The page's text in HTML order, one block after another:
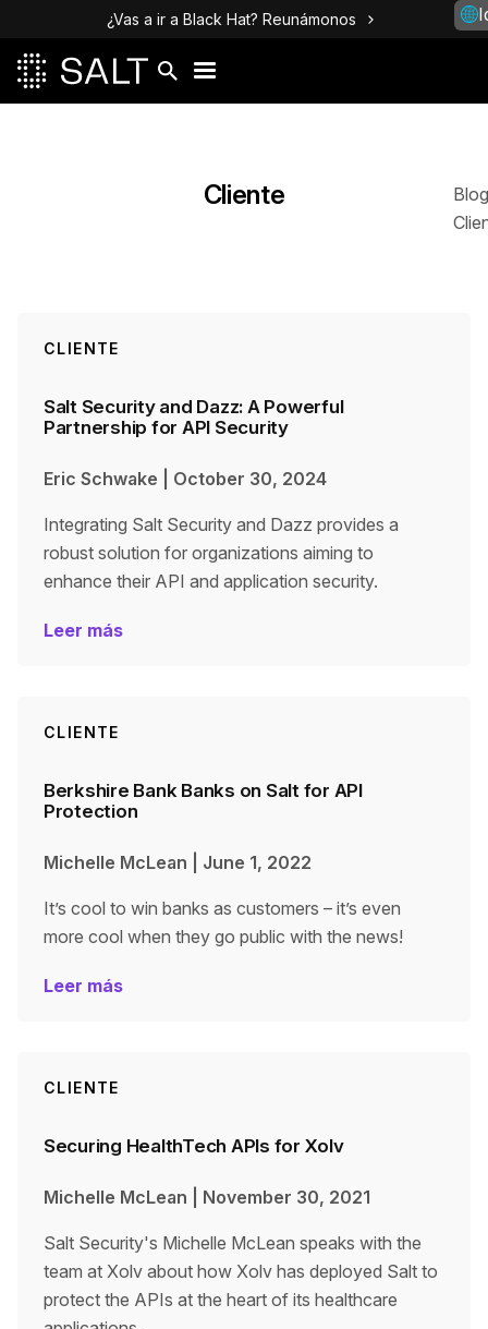
¿Vas a ir a Black Hat? Reunámonos
Cliente
Blog
CLIENTE
Salt Security and Dazz: A Powerful
Partnership for API Security
Eric Schwake October 30, 2024
Integrating Salt Security and Dazz provides a
robust solution for organizations aiming to
enhance their API and application security.
Leer más
CLIENTE
Berkshire Bank Banks on Salt for API
Protection
Michelle McLean June 1, 2022
It’s cool to win banks as customers – it’s even
more cool when they go public with the news!
Leer más
CLIENTE
Securing HealthTech APIs for Xolv
Michelle McLean November 30, 2021
Salt Security's Michelle McLean speaks with the
team at Xolv about how Xolv has deployed Salt to
protect the APIs at the heart of its healthcare